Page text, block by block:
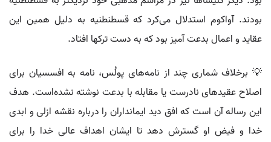
بودند. آواکوم استدلال می‌کرد که قسطنطنیه به دلیل همین این
عقاید و اعمال بدعت آمیز بود که به دست ترکها افتاد.
💡 برخلاف شماری چند از نامه‌های پولُس، نامه به افسسیان برای
اصلاح عقیدهای نادرست یا مقابله با بدعت نوشته نشده‌است. هدف
این رساله آن است که افق دید ایمانداران را درباره نقشه ازلی و ابدی
خدا و فیض او گسترش دهد تا ایشان اهداف عالی خدا را برای